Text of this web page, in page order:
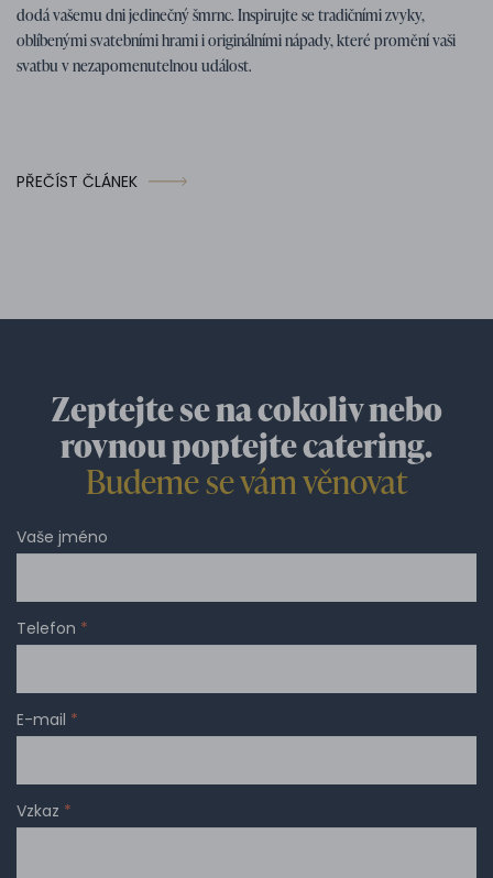
dodá vašemu dni jedinečný šmrnc. Inspirujte se tradičními zvyky,
oblíbenými svatebními hrami i originálními nápady, které promění vaši
svatbu v nezapomenutelnou událost.
PŘEČÍST ČLÁNEK
Zeptejte se na cokoliv nebo
rovnou poptejte catering.
Budeme se vám věnovat
Vaše jméno
Telefon *
E-mail *
Vzkaz *